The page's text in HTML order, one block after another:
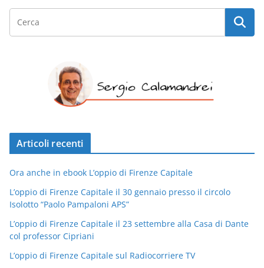
Articoli recenti
Ora anche in ebook L’oppio di Firenze Capitale
L’oppio di Firenze Capitale il 30 gennaio presso il circolo
Isolotto “Paolo Pampaloni APS”
L’oppio di Firenze Capitale il 23 settembre alla Casa di Dante
col professor Cipriani
L’oppio di Firenze Capitale sul Radiocorriere TV